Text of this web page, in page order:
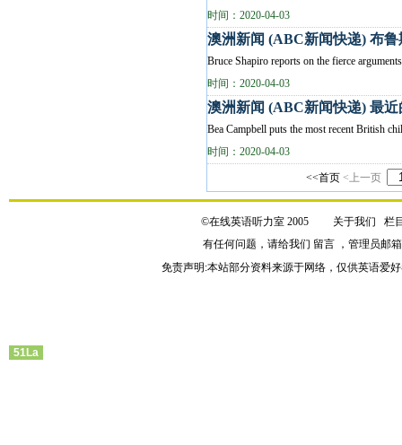
时间：2020-04-03
澳洲新闻 (ABC新闻快递) 布
Bruce Shapiro reports on the fierce
时间：2020-04-03
澳洲新闻 (ABC新闻快递) 最
Bea Campbell puts the most recent British
时间：2020-04-03
<<首页 <上一页
©在线英语听力室 2005 关于我们
栏
有任何问题，请给我们 留言 ，管理员邮
免责声明:本站部分资料来源于网络，仅供英语爱
51La